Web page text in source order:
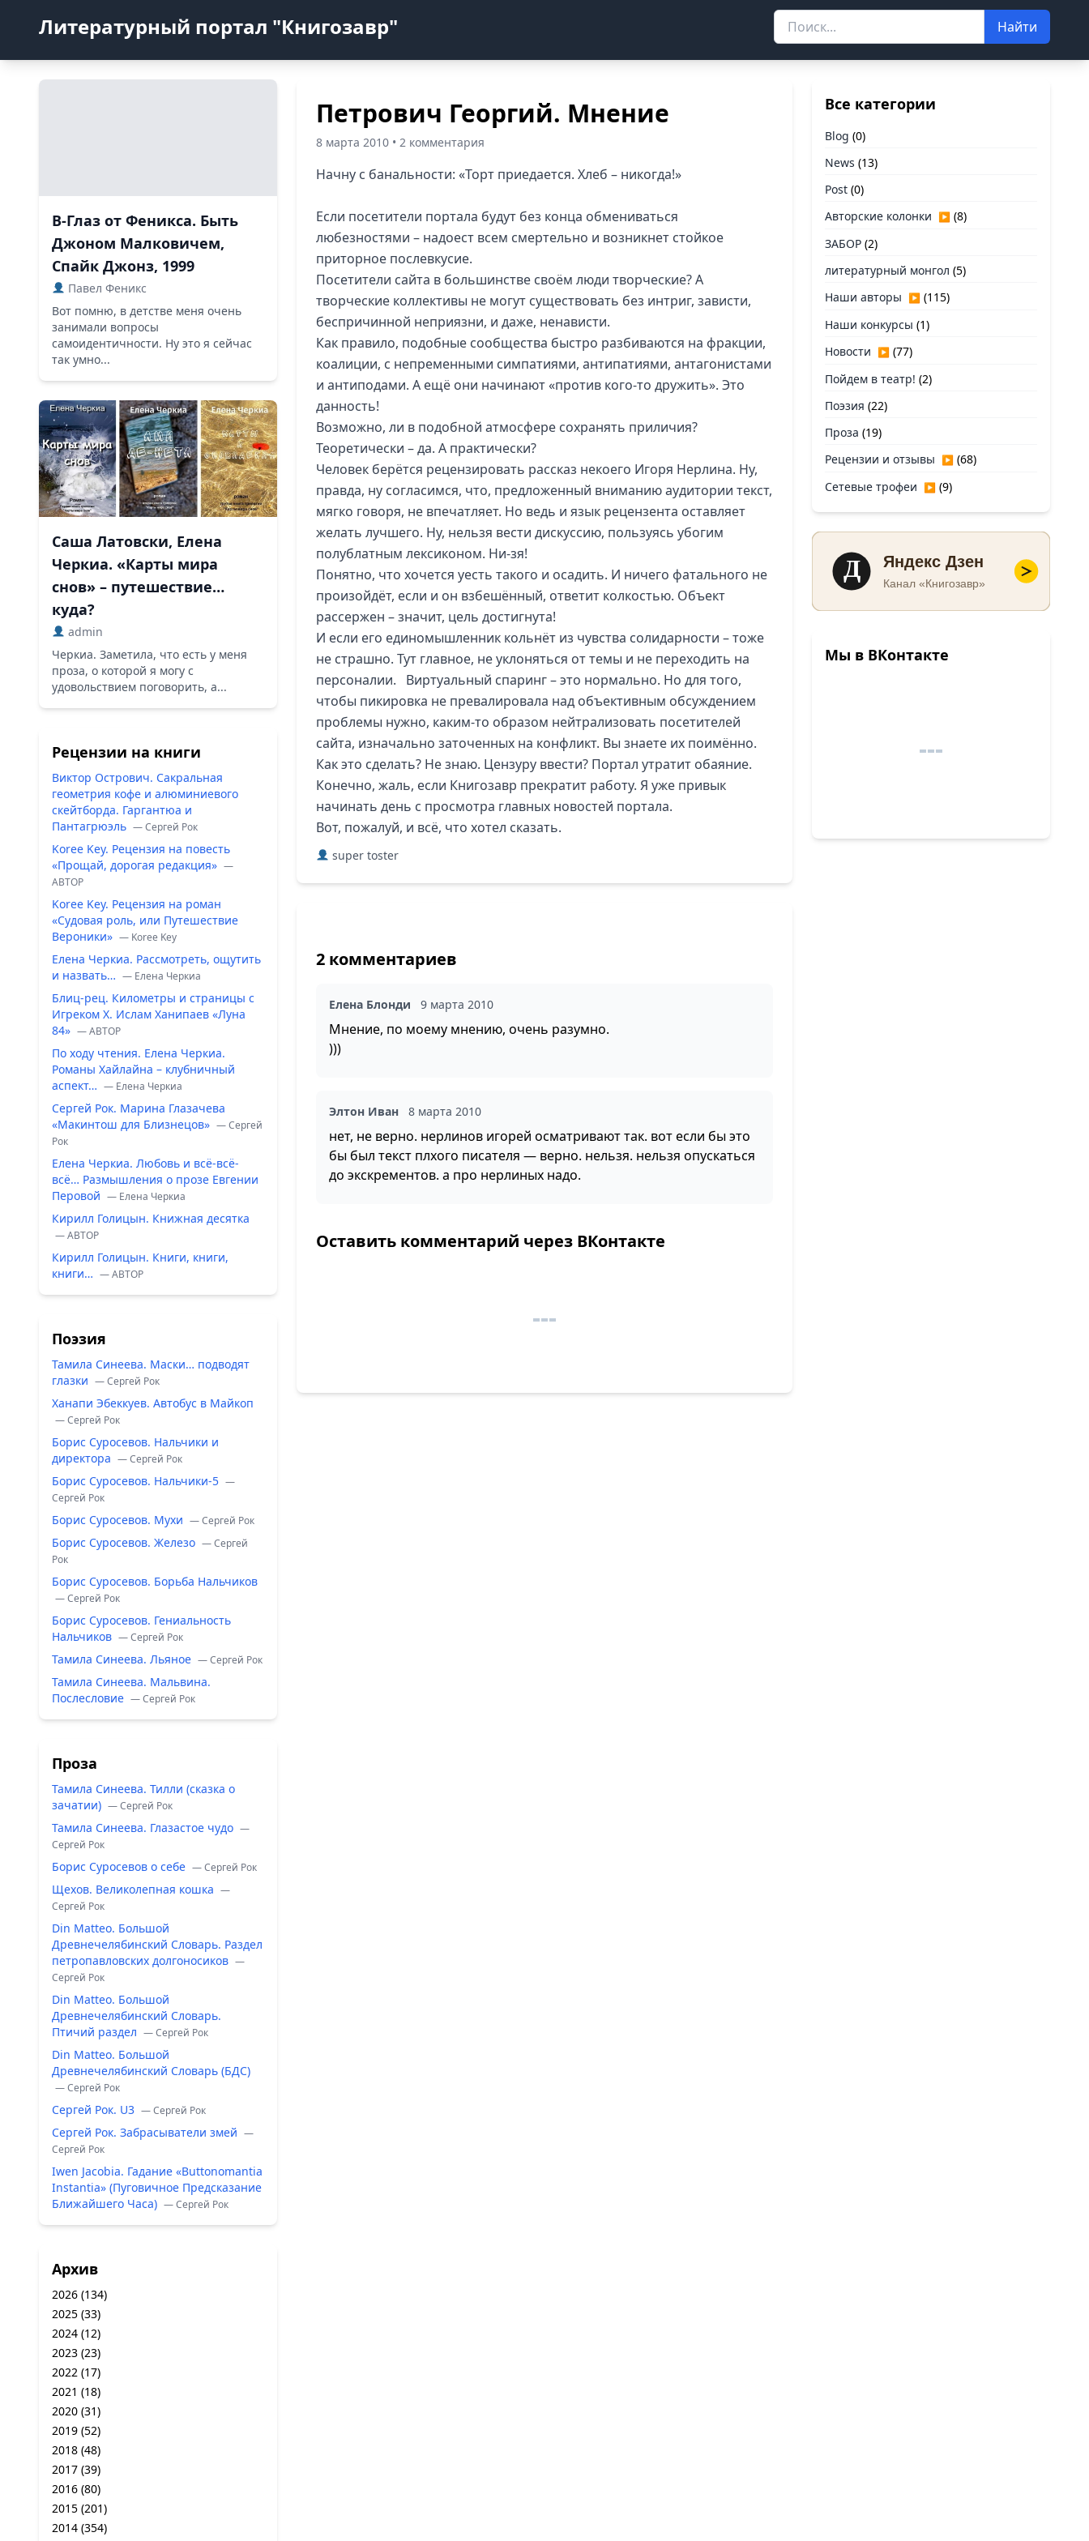
Литературный портал "Книгозавр" Найти
В-Глаз от Феникса. Быть
Джоном Малковичем,
Спайк Джонз, 1999
Павел Феникс
Вот помню, в детстве меня очень
занимали вопросы
самоидентичности. Ну это я сейчас
так умно...
Саша Латовски, Елена
Черкиа. «Карты мира
снов» – путешествие…
куда?
admin
Черкиа. Заметила, что есть у меня
проза, о которой я могу с
удовольствием поговорить, а...
Рецензии на книги
Виктор Острович. Сакральная
геометрия кофе и алюминиевого
скейтборда. Гаргантюа и
Пантагрюэль — Сергей Рок
Koree Key. Рецензия на повесть
«Прощай, дорогая редакция» —
ABTOP
Koree Key. Рецензия на роман
«Судовая роль, или Путешествие
Вероники» — Koree Key
Елена Черкиа. Рассмотреть, ощутить
и назвать… — Елена Черкиа
Блиц-рец. Километры и страницы с
Игреком Х. Ислам Ханипаев «Луна
84» — ABTOP
По ходу чтения. Елена Черкиа.
Романы Хайлайна – клубничный
аспект… — Елена Черкиа
Сергей Рок. Марина Глазачева
«Макинтош для Близнецов» — Сергей
Рок
Елена Черкиа. Любовь и всё-всё-
всё… Размышления о прозе Евгении
Перовой — Елена Черкиа
Кирилл Голицын. Книжная десятка
— ABTOP
Кирилл Голицын. Книги, книги,
книги… — ABTOP
Поэзия
Тамила Синеева. Маски… подводят
глазки — Сергей Рок
Ханапи Эбеккуев. Автобус в Майкоп
— Сергей Рок
Борис Суросевов. Нальчики и
директора — Сергей Рок
Борис Суросевов. Нальчики-5 —
Сергей Рок
Борис Суросевов. Мухи — Сергей Рок
Борис Суросевов. Железо — Сергей
Рок
Борис Суросевов. Борьба Нальчиков
— Сергей Рок
Борис Суросевов. Гениальность
Нальчиков — Сергей Рок
Тамила Синеева. Льяное — Сергей Рок
Тамила Синеева. Мальвина.
Послесловие — Сергей Рок
Проза
Тамила Синеева. Тилли (сказка о
зачатии) — Сергей Рок
Тамила Синеева. Глазастое чудо —
Сергей Рок
Борис Суросевов о себе — Сергей Рок
Щехов. Великолепная кошка —
Сергей Рок
Din Matteo. Большой
Древнечелябинский Словарь. Раздел
петропавловских долгоносиков —
Сергей Рок
Din Matteo. Большой
Древнечелябинский Словарь.
Птичий раздел — Сергей Рок
Din Matteo. Большой
Древнечелябинский Словарь (БДС)
— Сергей Рок
Сергей Рок. U3 — Сергей Рок
Сергей Рок. Забрасыватели змей —
Сергей Рок
Iwen Jacobia. Гадание «Buttonomantia
Instantia» (Пуговичное Предсказание
Ближайшего Часа) — Сергей Рок
Архив
2026 (134)
2025 (33)
2024 (12)
2023 (23)
2022 (17)
2021 (18)
2020 (31)
2019 (52)
2018 (48)
2017 (39)
2016 (80)
2015 (201)
2014 (354)
Петрович Георгий. Мнение
8 марта 2010 • 2 комментария
Начну с банальности: «Торт приедается. Хлеб – никогда!»
Если посетители портала будут без конца обмениваться
любезностями – надоест всем смертельно и возникнет стойкое
приторное послевкусие.
Посетители сайта в большинстве своём люди творческие? А
творческие коллективы не могут существовать без интриг, зависти,
беспричинной неприязни, и даже, ненависти.
Как правило, подобные сообщества быстро разбиваются на фракции,
коалиции, с непременными симпатиями, антипатиями, антагонистами
и антиподами. А ещё они начинают «против кого-то дружить». Это
данность!
Возможно, ли в подобной атмосфере сохранять приличия?
Теоретически – да. А практически?
Человек берётся рецензировать рассказ некоего Игоря Нерлина. Ну,
правда, ну согласимся, что, предложенный вниманию аудитории текст,
мягко говоря, не впечатляет. Но ведь и язык рецензента оставляет
желать лучшего. Ну, нельзя вести дискуссию, пользуясь убогим
полублатным лексиконом. Ни-зя!
Понятно, что хочется уесть такого и осадить. И ничего фатального не
произойдёт, если и он взбешённый, ответит колкостью. Объект
рассержен – значит, цель достигнута!
И если его единомышленник кольнёт из чувства солидарности – тоже
не страшно. Тут главное, не уклоняться от темы и не переходить на
персоналии. Виртуальный спаринг – это нормально. Но для того,
чтобы пикировка не превалировала над объективным обсуждением
проблемы нужно, каким-то образом нейтрализовать посетителей
сайта, изначально заточенных на конфликт. Вы знаете их поимённо.
Как это сделать? Не знаю. Цензуру ввести? Портал утратит обаяние.
Конечно, жаль, если Книгозавр прекратит работу. Я уже привык
начинать день с просмотра главных новостей портала.
Вот, пожалуй, и всё, что хотел сказать.
super toster
2 комментариев
Елена Блонди 9 марта 2010
Мнение, по моему мнению, очень разумно.
)))
Элтон Иван 8 марта 2010
нет, не верно. нерлинов игорей осматривают так. вот если бы это
бы был текст плхого писателя — верно. нельзя. нельзя опускаться
до экскрементов. а про нерлиных надо.
Оставить комментарий через ВКонтакте
Все категории
Blog (0)
News (13)
Post (0)
Авторские колонки ▶ (8)
ЗАБОР (2)
литературный монгол (5)
Наши авторы ▶ (115)
Наши конкурсы (1)
Новости ▶ (77)
Пойдем в театр! (2)
Поэзия (22)
Проза (19)
Рецензии и отзывы ▶ (68)
Сетевые трофеи ▶ (9)
Д Яндекс Дзен
Канал «Книгозавр»
Мы в ВКонтакте